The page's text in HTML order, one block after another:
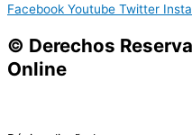
Facebook Youtube Twitter
© Derechos
Online